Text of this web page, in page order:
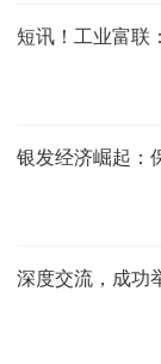
短讯！工业富联
银发经济崛起：
深度交流，成功